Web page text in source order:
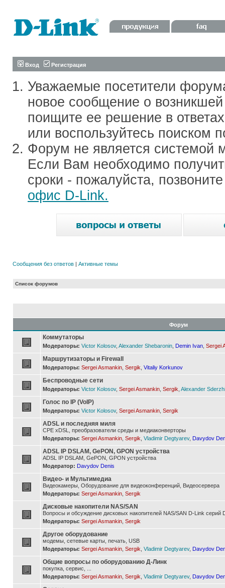
Вход Регистрация
Уважаемые посетители
новое сообщение о
поищите ее решение в
или воспользуйтесь поиском
Форум не является системой
Если Вам необходимо
сроки - пожалуйста,
офис D-Link.
Сообщения без ответов | Активные темы
Список форумов
Форум
Коммутаторы
Модераторы: Victor Kolosov, Alexander Shebaronin Demin Ivan Sergei
Маршрутизаторы и Firewall
Модераторы: Sergei Asmankin Sergik Vitaliy Korkunov
Беспроводные сети
Модераторы: Victor Kolosov, Sergei Asmankin Sergik Alexander
Голос по IP (VoIP)
Модераторы: Victor Kolosov, Sergei Asmankin Sergik
ADSL и последняя миля
CPE xDSL, преобразователи среды и медиаконверторы
Модераторы: Sergei Asmankin Sergik Vladimir Degtyarev, Davydov
ADSL IP DSLAM, GePON, GPON устройства
ADSL IP DSLAM, GePON, GPON устройства
Модератор: Davydov Denis
Видео- и Мультимедиа
Видеокамеры, Оборудование для видеоконференций, Видеосервера
Модераторы: Sergei Asmankin Sergik
Дисковые накопители NAS/SAN
Вопросы и обсуждение дисковых накопителей NAS/SAN D-Link серий
Модераторы: Sergei Asmankin Sergik
Другое оборудование
модемы, сетевые карты, печать, USB
Модераторы: Sergei Asmankin Sergik Vladimir Degtyarev, Davydov
Общие вопросы по оборудованию Д-Линк
покупка, сервис, ...
Модераторы: Sergei Asmankin Sergik Vladimir Degtyarev, Davydov